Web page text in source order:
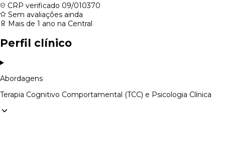
CRP verificado 09/010370
Sem avaliações ainda
Mais de 1 ano na Central
Perfil clínico
Abordagens
Terapia Cognitivo Comportamental (TCC) e Psicologia Clínica